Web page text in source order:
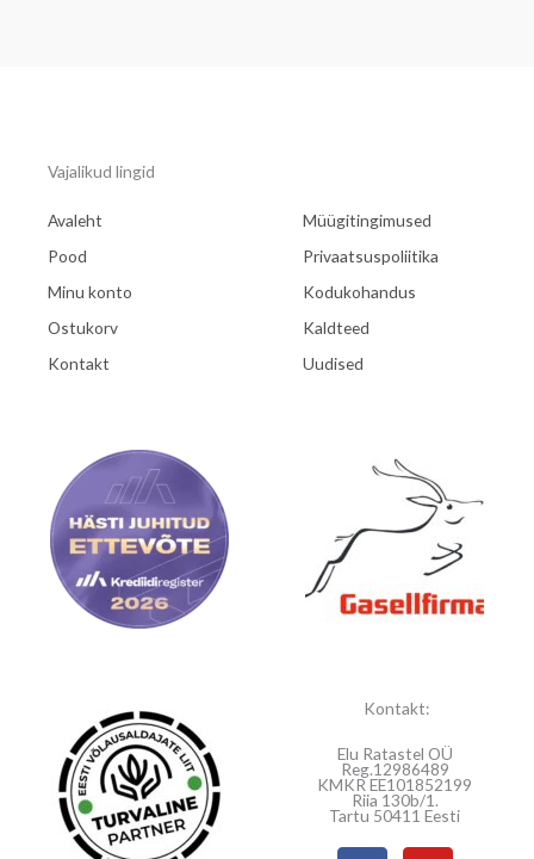
Vajalikud lingid
Avaleht
Pood
Minu konto
Ostukorv
Kontakt
Müügitingimused
Privaatsuspoliitika
Kodukohandus
Kaldteed
Uudised
Kontakt:
Elu Ratastel OÜ
Reg.12986489
KMKR EE101852199
Riia 130b/1.
Tartu 50411 Eesti